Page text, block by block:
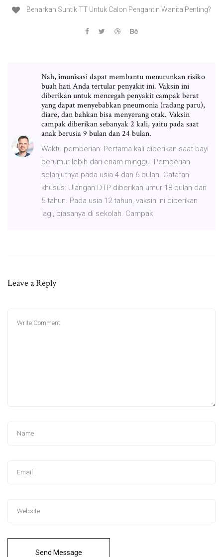
Benarkah Suntik TT Untuk Calon Pengantin Wanita Penting?
Nah, imunisasi dapat membantu menurunkan risiko
buah hati Anda tertular penyakit ini. Vaksin ini
diberikan untuk mencegah penyakit campak berat
yang dapat menyebabkan pneumonia (radang paru),
diare, dan bahkan bisa menyerang otak. Vaksin
campak diberikan sebanyak 2 kali, yaitu pada saat
anak berusia 9 bulan dan 24 bulan.
Waktu pemberian: Pertama kali diberikan saat bayi
berumur lebih dari enam minggu. Pemberian
selanjutnya pada usia 4 dan 6 bulan. Catatan
khusus: Ulangan DTP diberikan umur 18 bulan dan
5 tahun. Pada usia 12 tahun, vaksin ini diberikan
lagi, biasanya di sekolah. Campak
Leave a Reply
Send Message